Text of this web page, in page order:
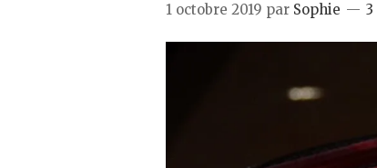
1 octobre 2019 par Sophie